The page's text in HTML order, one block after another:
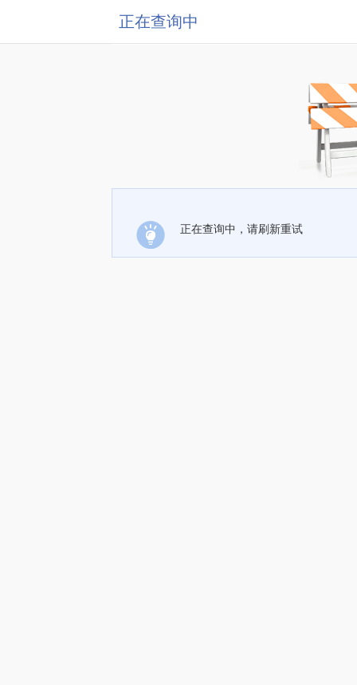
正在查询中
正在查询中，请刷新重试